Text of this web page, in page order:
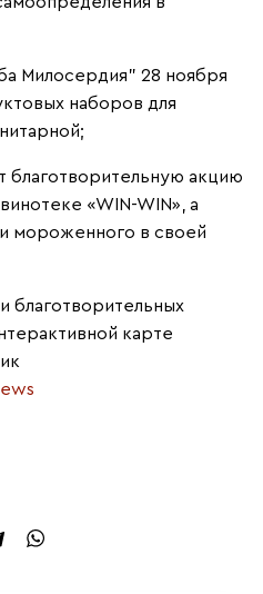
Милосердия" 28 ноября
наборов для
акцию
«WIN-WIN», а
мороженного в своей
благотворительных
карте